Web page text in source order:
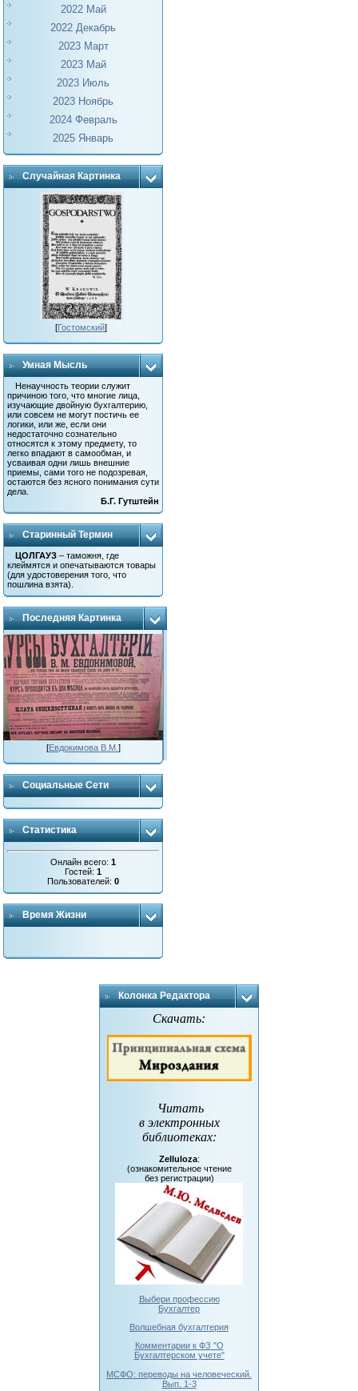
2022 Май
2022 Декабрь
2023 Март
2023 Май
2023 Июль
2023 Ноябрь
2024 Февраль
2025 Январь
Случайная Картинка
[Гостомский]
Умная Мысль
Ненаучность теории служит
причиною того, что многие лица,
изучающие двойную бухгалтерию,
или совсем не могут постичь ее
логики, или же, если они
недостаточно сознательно
относятся к этому предмету, то
легко впадают в самообман, и
усваивая одни лишь внешние
приемы, сами того не подозревая,
остаются без ясного понимания сути
дела.
Б.Г. Гутштейн
Старинный Термин
ЦОЛГАУЗ – таможня, где
клеймятся и опечатываются товары
(для удостоверения того, что
пошлина взята).
Последняя Картинка
[Евдокимова В.М. ]
Социальные Сети
Статистика
Онлайн всего:1
Гостей:1
Пользователей:0
Время Жизни
Колонка Редактора
Скачать:
Читать
в электронных
библиотеках:
Zelluloza:
(ознакомительное чтение
без регистрации)
Выбери профессию
Бухгалтер
Волшебная бухгалтерия
Комментарии к ФЗ "О
Бухгалтерском учете"
МСФО: переводы на человеческий.
Вып. 1-3